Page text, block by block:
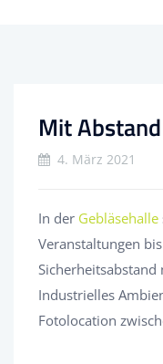
Mit
4. März 2021
In der Gebläsehalle
Veranstaltungen
Sicherheitsabstand
Industrielles
Fotolocation